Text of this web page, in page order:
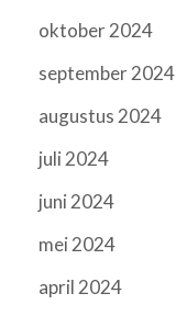
oktober 2024
september 2024
augustus 2024
juli 2024
juni 2024
mei 2024
april 2024